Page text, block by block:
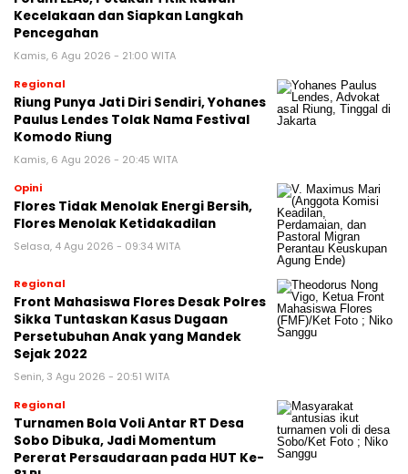
Kecelakaan dan Siapkan Langkah
Pencegahan
Kamis, 6 Agu 2026 - 21:00 WITA
Regional
Riung Punya Jati Diri Sendiri, Yohanes
Paulus Lendes Tolak Nama Festival
Komodo Riung
Kamis, 6 Agu 2026 - 20:45 WITA
Opini
Flores Tidak Menolak Energi Bersih,
Flores Menolak Ketidakadilan
Selasa, 4 Agu 2026 - 09:34 WITA
Regional
Front Mahasiswa Flores Desak Polres
Sikka Tuntaskan Kasus Dugaan
Persetubuhan Anak yang Mandek
Sejak 2022
Senin, 3 Agu 2026 - 20:51 WITA
Regional
Turnamen Bola Voli Antar RT Desa
Sobo Dibuka, Jadi Momentum
Pererat Persaudaraan pada HUT Ke-